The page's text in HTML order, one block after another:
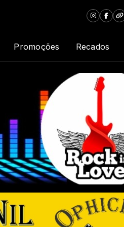
Promoções Recados